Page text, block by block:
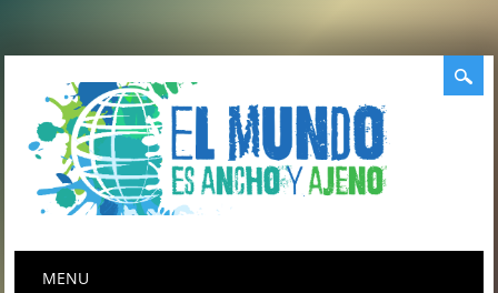
Menú principal
MENU